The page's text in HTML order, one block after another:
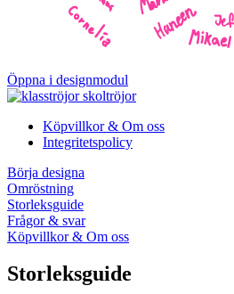
Öppna i designmodul
Köpvillkor & Om oss
Integritetspolicy
Börja designa
Omröstning
Storleksguide
Frågor & svar
Köpvillkor & Om oss
Storleksguide